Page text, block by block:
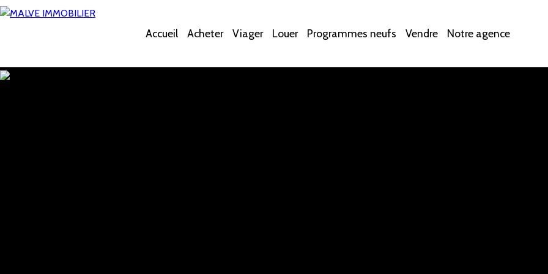
Accueil Acheter Viager Louer Programmes neufs Vendre Notre agence